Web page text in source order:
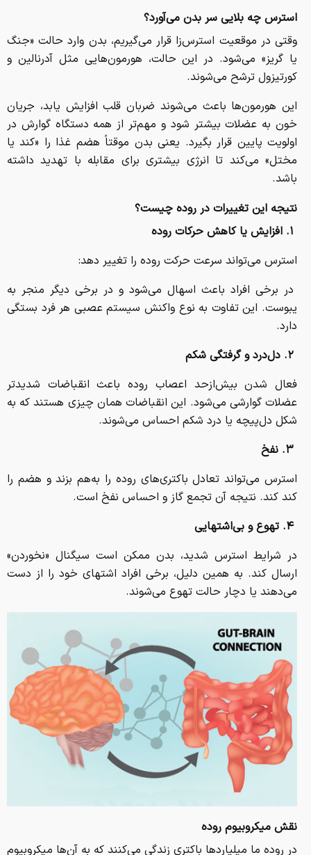
استرس چه بلایی سر بدن می‌آورد؟
وقتی در موقعیت استرس‌زا قرار می‌گیریم، بدن وارد حالت «جنگ
یا گریز» می‌شود. در این حالت، هورمون‌هایی مثل آدرنالین و
کورتیزول ترشح می‌شوند.
این هورمون‌ها باعث می‌شوند ضربان قلب افزایش یابد، جریان
خون به عضلات بیشتر شود و مهم‌تر از همه دستگاه گوارش در
اولویت پایین قرار بگیرد. یعنی بدن موقتاً هضم غذا را «کند یا
مختل» می‌کند تا انرژی بیشتری برای مقابله با تهدید داشته
باشد.
نتیجه این تغییرات در روده چیست؟
استرس می‌تواند سرعت حرکت روده را تغییر دهد:
در برخی افراد باعث اسهال می‌شود و در برخی دیگر منجر به
یبوست. این تفاوت به نوع واکنش سیستم عصبی هر فرد بستگی
دارد.
فعال شدن بیش‌ازحد اعصاب روده باعث انقباضات شدیدتر
عضلات گوارشی می‌شود. این انقباضات همان چیزی هستند که به
شکل دل‌پیچه یا درد شکم احساس می‌شوند.
استرس می‌تواند تعادل باکتری‌های روده را به‌هم بزند و هضم را
کند کند. نتیجه آن تجمع گاز و احساس نفخ است.
۴. تهوع و بی‌اشتهایی
در شرایط استرس شدید، بدن ممکن است سیگنال «نخوردن»
ارسال کند. به همین دلیل، برخی افراد اشتهای خود را از دست
می‌دهند یا دچار حالت تهوع می‌شوند.
نقش میکروبیوم روده
در روده ما میلیاردها باکتری زندگی می‌کنند که به آن‌ها میکروبیوم